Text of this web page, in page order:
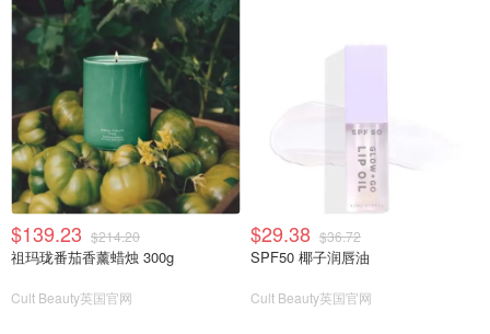
$139.23 $214.20
祖玛珑番茄香薰蜡烛 300g
Cult Beauty英国官网
$29.38 $36.72
SPF50 椰子润唇油
Cult Beauty英国官网